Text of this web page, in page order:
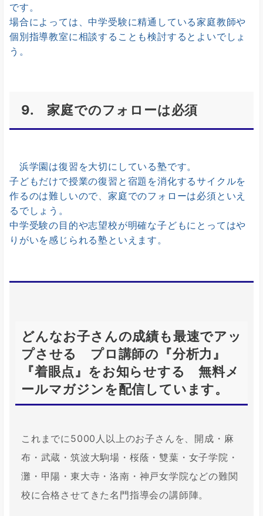
です。
場合によっては、中学受験に精通している家庭教師や
個別指導教室に相談することも検討するとよいでしょ
う。
9. 家庭でのフォローは必須
浜学園は復習を大切にしている塾です。
子どもだけで授業の復習と宿題を消化するサイクルを
作るのは難しいので、家庭でのフォローは必須といえ
るでしょう。
中学受験の目的や志望校が明確な子どもにとってはや
りがいを感じられる塾といえます。
どんなお子さんの成績も最速でアッ
プさせる プロ講師の『分析力』
『着眼点』をお知らせする 無料メ
ールマガジンを配信しています。
これまでに5000人以上のお子さんを、開成・麻
布・武蔵・筑波大駒場・桜蔭・雙葉・女子学院・
灘・甲陽・東大寺・洛南・神戸女学院などの難関
校に合格させてきた名門指導会の講師陣。